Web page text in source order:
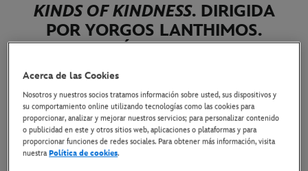
KINDS OF KINDNESS. DIRIGIDA
POR YORGOS LANTHIMOS.
NUEVO TRÁILER DISPONIBLE.
30 de mayo de 2024
Copiar Artículo
28 DE JUNIO SOLO EN CINES
Acerca de las Cookies
Nosotros y nuestros socios tratamos información sobre usted, sus dispositivos y
su comportamiento online utilizando tecnologías como las cookies para
proporcionar, analizar y mejorar nuestros servicios; para personalizar contenido
o publicidad en este y otros sitios web, aplicaciones o plataformas y para
proporcionar funciones de redes sociales. Para obtener más información, visita
nuestraPolítica de cookies.